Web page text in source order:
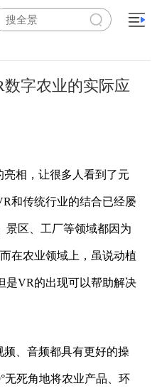
字农业的实际应
相，让很多人看到了元
和传统行业的结合已经屡
景区、工厂等领域都因为
在农业领域上，虽说动植
是VR的出现可以帮助解决
、音频都具有更好的操
无死角地将农业产品、环